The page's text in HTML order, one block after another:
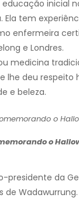
inicial
Ela tem
enfermeira
e Londres.
medicina
lhe deu respeito
e beleza.
o
presidente da
de Wadawurrung.